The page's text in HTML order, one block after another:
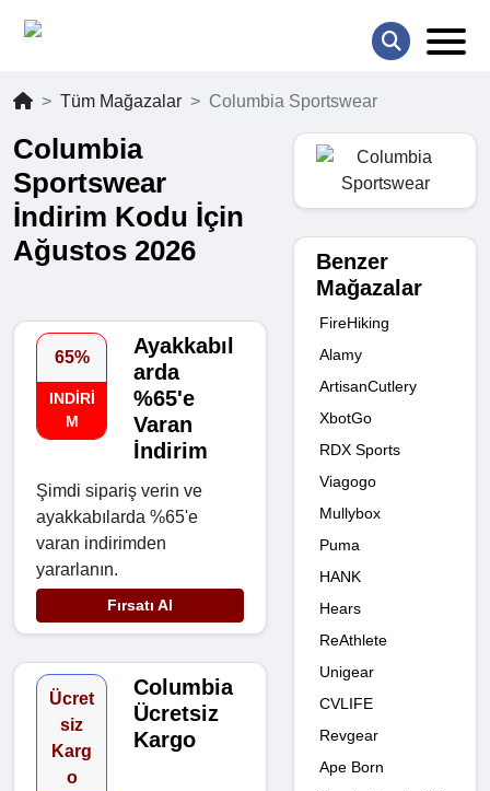
Tüm Mağazalar Columbia Sportswear
Columbia
Sportswear
İndirim Kodu İçin
Ağustos 2026
65%
INDIRI
M
Ayakkabıl
arda
%65'e
Varan
İndirim
Şimdi sipariş verin ve
ayakkabılarda %65'e
varan indirimden
yararlanın.
Fırsatı Al
Ücret
siz
Karg
o
Columbia
Ücretsiz
Kargo
Benzer
Mağazalar
FireHiking
Alamy
ArtisanCutlery
XbotGo
RDX Sports
Viagogo
Mullybox
Puma
HANK
Hears
ReAthlete
Unigear
CVLIFE
Revgear
Ape Born